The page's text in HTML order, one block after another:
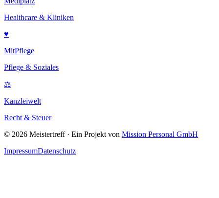
Healthcare & Kliniken
♥
MitPflege
Pflege & Soziales
⚖
Kanzleiwelt
Recht & Steuer
© 2026 Meistertreff · Ein Projekt von Mission Personal GmbH
ImpressumDatenschutz